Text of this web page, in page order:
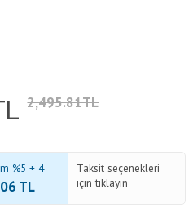
2,495.81TL
%5 + 4
TL
Taksit seçenekleri
için tıklayın